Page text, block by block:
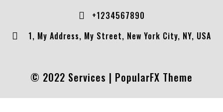
+1234567890
1, My Address, My Street, New York City, NY, USA
© 2022 Services | PopularFX Theme